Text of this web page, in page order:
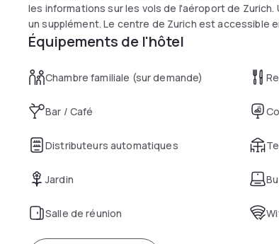
les informations sur les vols de l'aéroport de
un supplément. Le centre de Zurich est accessible
Équipements de l'hôtel
Chambre familiale (sur demande)
Bar / Café
Distributeurs automatiques
Jardin
Salle de réunion